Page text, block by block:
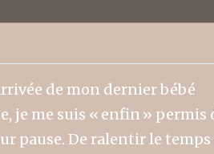
de mon dernier bébé
je me suis « enfin » permis
pause. De ralentir le temps